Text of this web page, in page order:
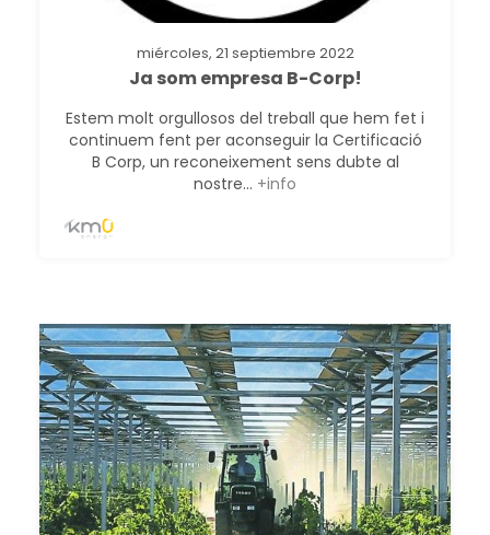
miércoles, 21 septiembre 2022
Ja som empresa B-Corp!
Estem molt orgullosos del treball que hem fet i
continuem fent per aconseguir la Certificació
B Corp, un reconeixement sens dubte al
nostre... +info